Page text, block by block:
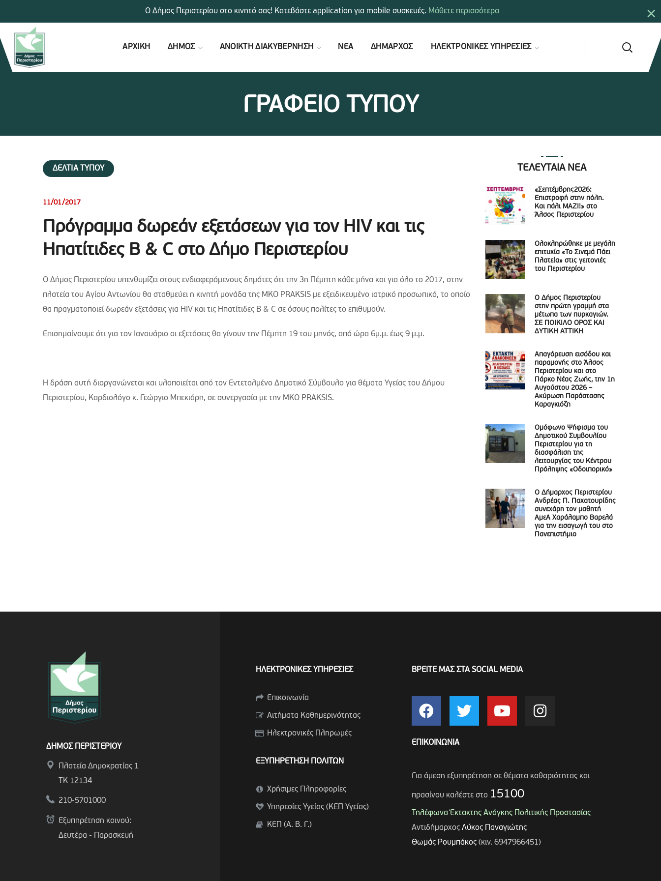
ΑΡΧΙΚΗ ΔΗΜΟΣ ΑΝΟΙΚΤΗ ΔΙΑΚΥΒΕΡΝΗΣΗ ΝΕΑ ΔΗΜΑΡΧΟΣ ΗΛΕΚΤΡΟΝΙΚΕΣ ΥΠΗΡΕΣΙΕΣ
ΓΡΑΦΕΙΟ ΤΥΠΟΥ
ΔΕΛΤΙΑ ΤΥΠΟΥ
11/01/2017
Πρόγραμμα δωρεάν εξετάσεων για τον HIV και τις
Ηπατίτιδες B & C στο Δήμο Περιστερίου
Ο Δήμος Περιστερίου υπενθυμίζει στους ενδιαφερόμενους δημότες ότι την 3η Πέμπτη κάθε μήνα και για όλο το 2017, στην
πλατεία του Αγίου Αντωνίου θα σταθμεύει η κινητή μονάδα της ΜΚΟ PRAKSIS με εξειδικευμένο ιατρικό προσωπικό, το οποίο
θα πραγματοποιεί δωρεάν εξετάσεις για HIV και τις Ηπατίτιδες B & C σε όσους πολίτες το επιθυμούν.
Επισημαίνουμε ότι για τον Ιανουάριο οι εξετάσεις θα γίνουν την Πέμπτη 19 του μηνός, από ώρα 6μ.μ. έως 9 μ.μ.
Η δράση αυτή διοργανώνεται και υλοποιείται από τον Εντεταλμένο Δημοτικό Σύμβουλο για θέματα Υγείας του Δήμου
Περιστερίου, Καρδιολόγο κ. Γεώργιο Μπεκιάρη, σε συνεργασία με την MKO PRAKSIS.
ΤΕΛΕΥΤΑΙΑ ΝΕΑ
«Σεπτέμβρης2026:
Επιστροφή στην πόλη.
Και πάλι ΜΑΖΙ!» στο
Άλσος Περιστερίου
Ολοκληρώθηκε με μεγάλη
επιτυχία «Το Σινεμά Πάει
Πλατεία» στις γειτονιές
του Περιστερίου
Ο Δήμος Περιστερίου
στην πρώτη γραμμή στα
μέτωπα των πυρκαγιών.
ΣΕ ΠΟΙΚΙΛΟ ΟΡΟΣ ΚΑΙ
ΔΥΤΙΚΗ ΑΤΤΙΚΗ
Απαγόρευση εισόδου και
παραμονής στο Άλσος
Περιστερίου και στο
Πάρκο Νέας Ζωής, την 1η
Αυγούστου 2026 –
Ακύρωση Παράστασης
Καραγκιόζη
Ομόφωνο Ψήφισμα του
Δημοτικού Συμβουλίου
Περιστερίου για τη
διασφάλιση της
λειτουργίας του Κέντρου
Πρόληψης «Οδοιπορικό»
Ο Δήμαρχος Περιστερίου
Ανδρέας Π. Παχατουρίδης
συνεχάρη τον μαθητή
ΑμεΑ Χαράλαμπο Βαρελά
για την εισαγωγή του στο
Πανεπιστήμιο
ΔΗΜΟΣ ΠΕΡΙΣΤΕΡΙΟΥ
Πλατεία Δημοκρατίας 1
ΤΚ 12134
210-5701000
Εξυπηρέτηση κοινού:
Δευτέρα - Παρασκευή
ΗΛΕΚΤΡΟΝΙΚΕΣ ΥΠΗΡΕΣΙΕΣ
Επικοινωνία
Αιτήματα Καθημερινότητας
Ηλεκτρονικές Πληρωμές
ΕΞΥΠΗΡΕΤΗΣΗ ΠΟΛΙΤΩΝ
Χρήσιμες Πληροφορίες
Υπηρεσίες Υγείας (ΚΕΠ Υγείας)
ΚΕΠ (Α. Β. Γ.)
ΒΡΕΙΤΕ ΜΑΣ ΣΤΑ SOCIAL MEDIA
ΕΠΙΚΟΙΝΩΝΙΑ
Για άμεση εξυπηρέτηση σε θέματα καθαριότητας και
πρασίνου καλέστε στο 15100
Τηλέφωνα Έκτακτης Ανάγκης Πολιτικής Προστασίας
Αντιδήμαρχος Λύκος Παναγιώτης
Θωμάς Ρουμπάκος(κιν. 6947966451)
×
Ο Δήμος Περιστερίου στο κινητό σας! Κατεβάστε application για mobile συσκευές. Μάθετε περισσότερα